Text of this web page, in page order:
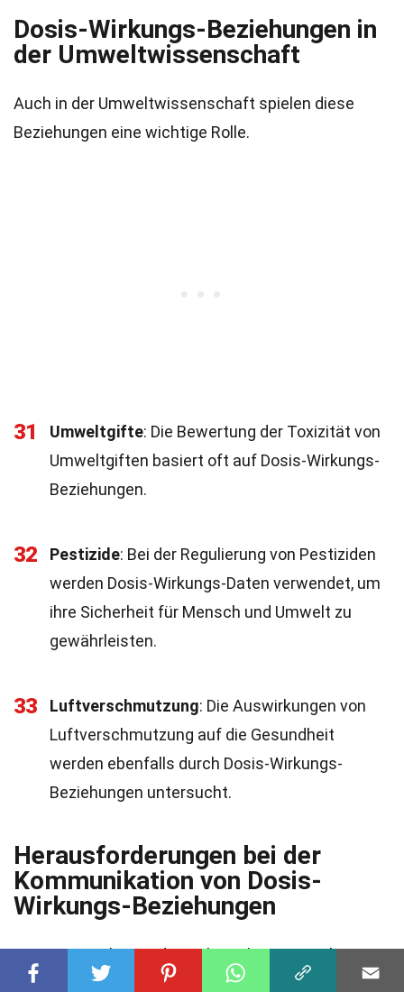
Dosis-Wirkungs-Beziehungen in
der Umweltwissenschaft
Auch in der Umweltwissenschaft spielen diese
Beziehungen eine wichtige Rolle.
31 Umweltgifte: Die Bewertung der Toxizität von
Umweltgiften basiert oft auf Dosis-Wirkungs-
Beziehungen.
32 Pestizide: Bei der Regulierung von Pestiziden
werden Dosis-Wirkungs-Daten verwendet, um
ihre Sicherheit für Mensch und Umwelt zu
gewährleisten.
33 Luftverschmutzung: Die Auswirkungen von
Luftverschmutzung auf die Gesundheit
werden ebenfalls durch Dosis-Wirkungs-
Beziehungen untersucht.
Herausforderungen bei der
Kommunikation von Dosis-
Wirkungs-Beziehungen
Die Kommunikation dieser komplexen Beziehungen
an die Öffentlichkeit kann schwierig sein.